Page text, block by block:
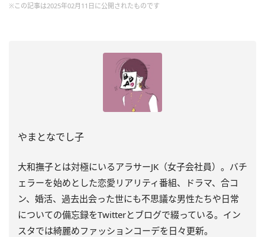
※この記事は2025年02月11日に公開されたものです
やまとなでし子
大和撫子とは対極にいるアラサーJK（女子会社員）。バチ
ェラーを始めとした恋愛リアリティ番組、ドラマ、合コ
ン、婚活、過去出会った世にも不思議な男性たちや日常
についての備忘録をTwitterとブログで綴っている。イン
スタでは綺麗めファッションコーデを日々更新。